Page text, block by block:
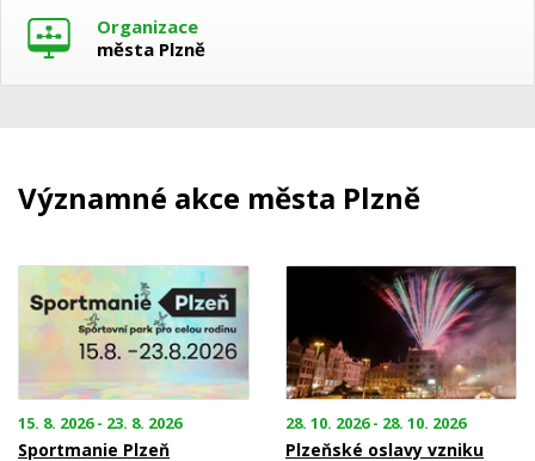
Organizace
města Plzně
Významné akce města Plzně
15. 8. 2026 - 23. 8. 2026
Sportmanie Plzeň
28. 10. 2026 - 28. 10. 2026
Plzeňské oslavy vzniku